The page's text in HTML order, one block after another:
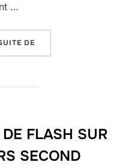
…
DE
DE FLASH SUR
SECOND